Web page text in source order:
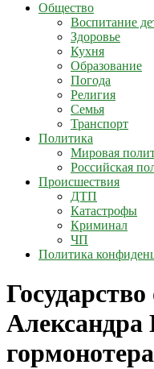
Общество
Воспитание
Здоровье
Кухня
Образование
Погода
Религия
Семья
Транспорт
Политика
Мировая
Российская
Происшествия
ДТП
Катастрофы
Криминал
ЧП
Политика
Александра